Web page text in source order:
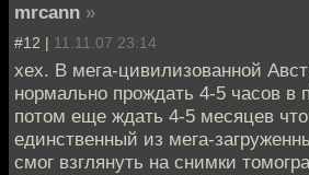
mrcann »
#12 | 11.11.07 23:14
хех. В мега-цивилизованной
нормально прождать 4-5 часов в
потом еще ждать 4-5 месяцев
единственный из мега-
смог взглянуть на снимки